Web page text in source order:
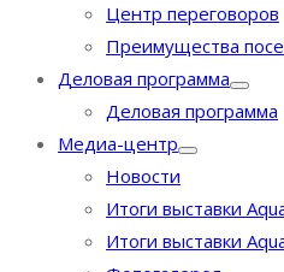
Центр переговоров
Преимущества
Деловая программа
Деловая программа
Медиа-центр
Новости
Итоги выставки
Итоги выставки